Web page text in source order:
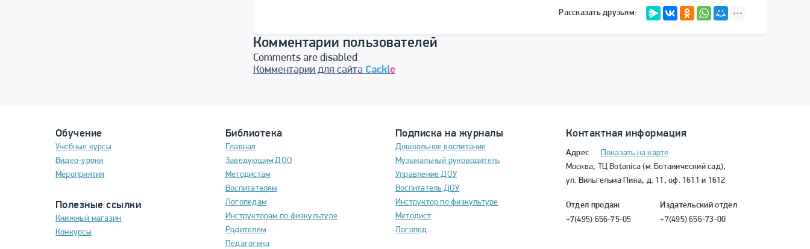
Рассказать друзьям:
Комментарии пользователей
Comments are disabled
Комментарии для сайта Cackle
Обучение
Учебные курсы
Видео-уроки
Мероприятия
Полезные ссылки
Книжный магазин
Конкурсы
Библиотека
Главная
Заведующим ДОО
Методистам
Воспитателям
Логопедам
Инструкторам по физкультуре
Родителям
Педагогика
Подписка на журналы
Дошкольное воспитание
Музыкальный руководитель
Управление ДОУ
Воспитатель ДОУ
Инструктор по физкультуре
Методист
Логопед
Контактная информация
Адрес
Показать на карте
Москва, ТЦ Botanica (м. Ботанический сад),
ул. Вильгельма Пика, д. 11, оф. 1611 и 1612
Отдел продаж
+7(495) 656-75-05
Издательский отдел
+7(495) 656-73-00